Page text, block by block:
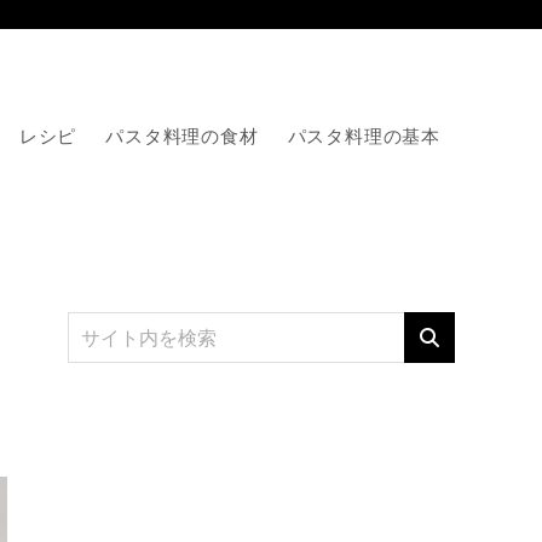
レシピ パスタ料理の食材 パスタ料理の基本